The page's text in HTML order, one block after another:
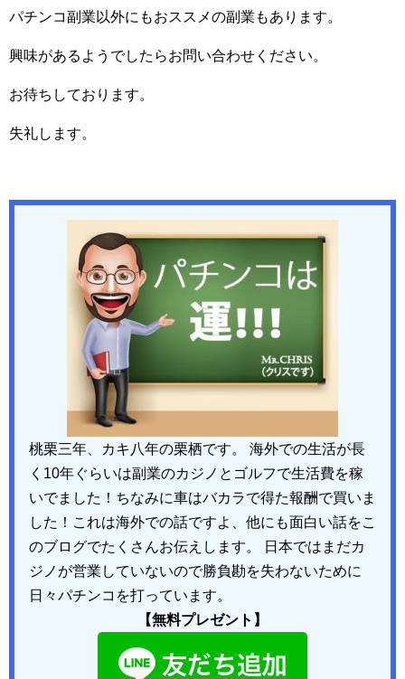
パチンコ副業以外にもおススメの副業もあります。
興味があるようでしたらお問い合わせください。
お待ちしております。
失礼します。
桃栗三年、カキ八年の栗栖です。 海外での生活が長
く10年ぐらいは副業のカジノとゴルフで生活費を稼
いでました！ちなみに車はバカラで得た報酬で買いま
した！これは海外での話ですよ、他にも面白い話をこ
のブログでたくさんお伝えします。 日本ではまだカ
ジノが営業していないので勝負勘を失わないために
日々パチンコを打っています。
【無料プレゼント】